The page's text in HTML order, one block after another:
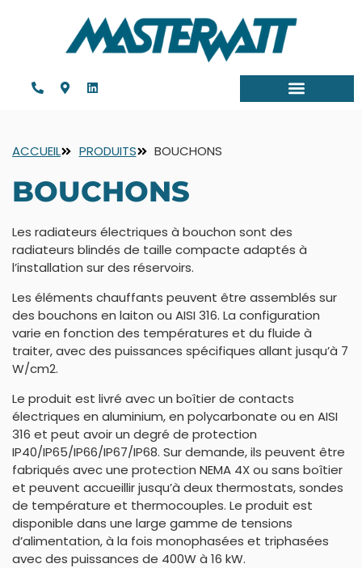
ACCUEIL PRODUITS BOUCHONS
BOUCHONS
Les radiateurs électriques à bouchon sont des
radiateurs blindés de taille compacte adaptés à
l’installation sur des réservoirs.
Les éléments chauffants peuvent être assemblés sur
des bouchons en laiton ou AISI 316. La configuration
varie en fonction des températures et du fluide à
traiter, avec des puissances spécifiques allant jusqu’à 7
W/cm2.
Le produit est livré avec un boîtier de contacts
électriques en aluminium, en polycarbonate ou en AISI
316 et peut avoir un degré de protection
IP40/IP65/IP66/IP67/IP68. Sur demande, ils peuvent être
fabriqués avec une protection NEMA 4X ou sans boîtier
et peuvent accueillir jusqu’à deux thermostats, sondes
de température et thermocouples. Le produit est
disponible dans une large gamme de tensions
d’alimentation, à la fois monophasées et triphasées
avec des puissances de 400W à 16 kW.